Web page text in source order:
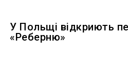
У Польщі відкриють
«Реберню»